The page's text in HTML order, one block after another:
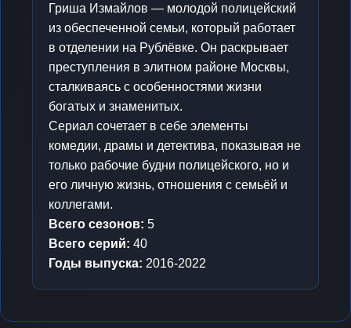
Гриша Измайлов — молодой полицейский
из обеспеченной семьи, который работает
в отделении на Рублёвке. Он раскрывает
преступления в элитном районе Москвы,
сталкиваясь с особенностями жизни
богатых и знаменитых.
Сериал сочетает в себе элементы
комедии, драмы и детектива, показывая не
только рабочие будни полицейского, но и
его личную жизнь, отношения с семьёй и
коллегами.
Всего сезонов: 5
Всего серий: 40
Годы выпуска: 2016-2022